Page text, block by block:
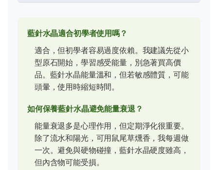
藍針水晶適合初學者使用嗎？
適合，但初學者容易過度依賴。我建議先從小
型原石開始，學習感受能量，別急著買高價
品。藍針水晶能量溫和，但若敏感體質，可能
頭暈，使用時縮短時間。
如何保養藍針水晶避免能量衰退？
能量衰退多是心理作用，但定期淨化很重要。
除了流水和陽光，可用鼠尾草燻香，我每週做
一次。避免與硬物碰撞，藍針水晶硬度雖高，
但內含物可能受損。